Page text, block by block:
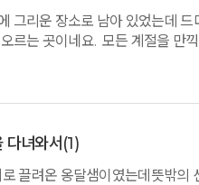
그리운 장소로 남아 있었는데
르는 곳이네요. 모든 계절을 만
다녀와서 (1)
끌려온 옹달샘이였는데뜻밖의